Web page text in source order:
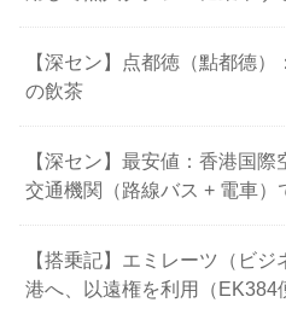
【深セン】点都徳（點都德
の飲茶
【深セン】最安値：香港国
交通機関（路線バス + 電車）
【搭乗記】エミレーツ（ビ
港へ、以遠権を利用（EK384